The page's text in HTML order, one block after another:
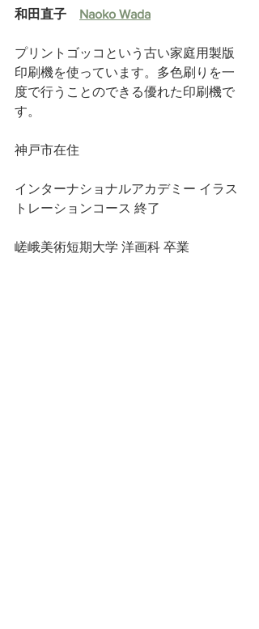
和田直子 Naoko Wada
プリントゴッコという古い家庭用製版
印刷機を使っています。多色刷りを一
度で行うことのできる優れた印刷機で
す。
神戸市在住
インターナショナルアカデミー イラス
トレーションコース 終了
嵯峨美術短期大学 洋画科 卒業